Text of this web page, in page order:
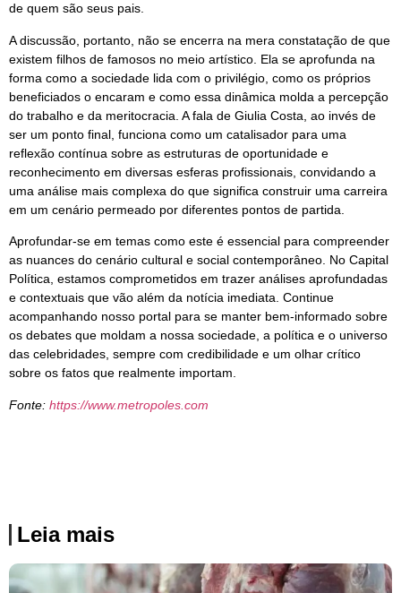
de quem são seus pais.
A discussão, portanto, não se encerra na mera constatação de que
existem filhos de famosos no meio artístico. Ela se aprofunda na
forma como a sociedade lida com o privilégio, como os próprios
beneficiados o encaram e como essa dinâmica molda a percepção
do trabalho e da meritocracia. A fala de Giulia Costa, ao invés de
ser um ponto final, funciona como um catalisador para uma
reflexão contínua sobre as estruturas de oportunidade e
reconhecimento em diversas esferas profissionais, convidando a
uma análise mais complexa do que significa construir uma carreira
em um cenário permeado por diferentes pontos de partida.
Aprofundar-se em temas como este é essencial para compreender
as nuances do cenário cultural e social contemporâneo. No Capital
Política, estamos comprometidos em trazer análises aprofundadas
e contextuais que vão além da notícia imediata. Continue
acompanhando nosso portal para se manter bem-informado sobre
os debates que moldam a nossa sociedade, a política e o universo
das celebridades, sempre com credibilidade e um olhar crítico
sobre os fatos que realmente importam.
Fonte: https://www.metropoles.com
Leia mais